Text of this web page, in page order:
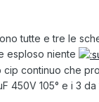
tutte e tre le
esploso niente
continuo che
105° e i 3